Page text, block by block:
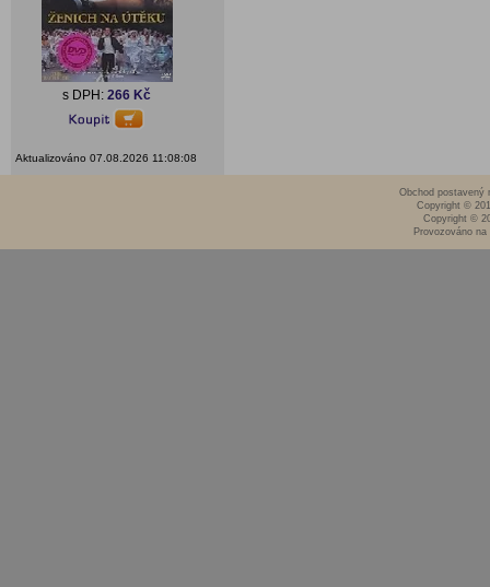
s DPH: 266 Kč
Aktualizováno 07.08.2026 11:08:08
Obchod postavený
Copyright ©
Copyright ©
Provozováno